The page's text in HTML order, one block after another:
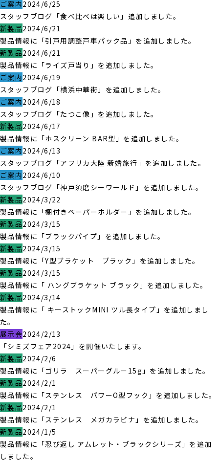
ご案内2024/6/25
スタッフブログ「食べ比べは楽しい」追加しました。
新製品2024/6/21
製品情報に「引戸用調整戸車パック品」を追加しました。
新製品2024/6/21
製品情報に「ライズ戸当り」を追加しました。
ご案内2024/6/19
スタッフブログ「横浜中華街」を追加しました。
ご案内2024/6/18
スタッフブログ「たつこ像」を追加しました。
新製品2024/6/17
製品情報に「ホスクリーン BAR型」を追加しました。
ご案内2024/6/13
スタッフブログ「アフリカ大陸 新婚旅行」を追加しました。
ご案内2024/6/10
スタッフブログ「神戸須磨シーワールド」を追加しました。
新製品2024/3/22
製品情報に「棚付きペーパーホルダー」を追加しました。
新製品2024/3/15
製品情報に「ブラックパイプ」を追加しました。
新製品2024/3/15
製品情報に「Y型ブラケット ブラック」を追加しました。
新製品2024/3/15
製品情報に「 ハングブラケット ブラック」を追加しました。
新製品2024/3/14
製品情報に「 キーストックMINI ツル長タイプ」を追加しまし
た。
展示会2024/2/13
「シミズフェア2024」を開催いたします。
新製品2024/2/6
製品情報に「ゴリラ スーパーグルー15g」を追加しました。
新製品2024/2/1
製品情報に「ステンレス パワーO型フック」を追加しました。
新製品2024/2/1
製品情報に「ステンレス メガカラビナ」を追加しました。
新製品2024/1/5
製品情報に「忍び返し アムレット・ブラックシリーズ」を追加
しました。